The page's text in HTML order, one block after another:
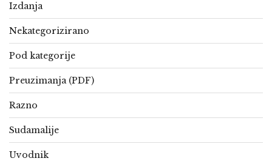
Izdanja
Nekategorizirano
Pod kategorije
Preuzimanja (PDF)
Razno
Sudamalije
Uvodnik